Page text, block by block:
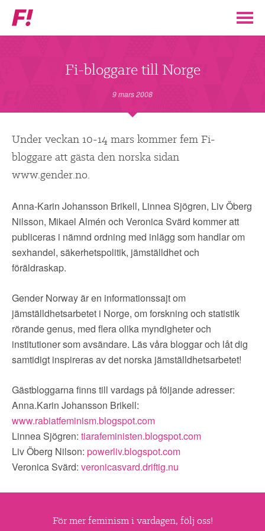
Feministiskt
initiativ
ENGAGERA DIG I F!
PARTILEDARE
OM FI
FÖR MEDLEMMAR
NYHETER
Fi-bloggare till Norge
9 mars 2008
Under veckan 10-14 mars kommer fem Fi-
bloggare att gästa den norska sidan
www.gender.no.
Anna-Karin Johansson Brikell, Linnea Sjögren, Liv Öberg
Nilsson, Mikael Almén och Veronica Svärd kommer att
publiceras i nämnd ordning med inlägg som handlar om
sexhandel, säkerhetspolitik, jämställdhet och
föräldraskap.
Gender Norway är en informationssajt om
jämställdhetsarbetet i Norge, om forskning och statistik
rörande genus, med flera olika myndigheter och
institutioner som avsändare. Läs våra bloggar och låt dig
samtidigt inspireras av det norska jämställdhetsarbetet!
Gästbloggarna finns till vardags på följande adresser:
Anna.Karin Johansson Brikell:
www.rabiatfeminism.blogspot.com
Linnea Sjögren: tiarafeministen.blogspot.com
Liv Öberg Nilson: powerliv.blogspot.com
Veronica Svärd: veronicasvard.driftig.nu
För mer feminism i vardagen, följ oss!